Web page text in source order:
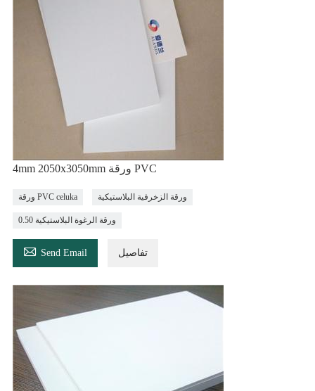
4mm 2050x3050mm ورقة PVC
ورقة PVC celuka ورقة الزخرفية البلاستيكية
0.50 ورقة الرغوة البلاستيكية
 Send Email تفاصيل